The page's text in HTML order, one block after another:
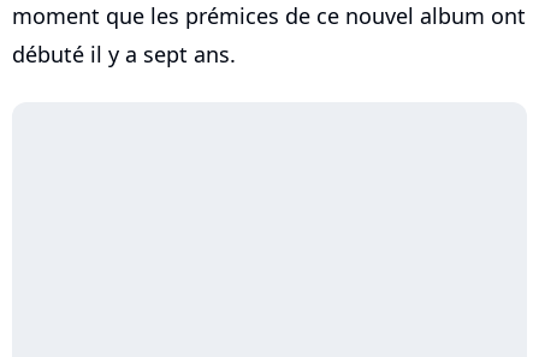
moment que les prémices de ce nouvel album ont
débuté il y a sept ans.